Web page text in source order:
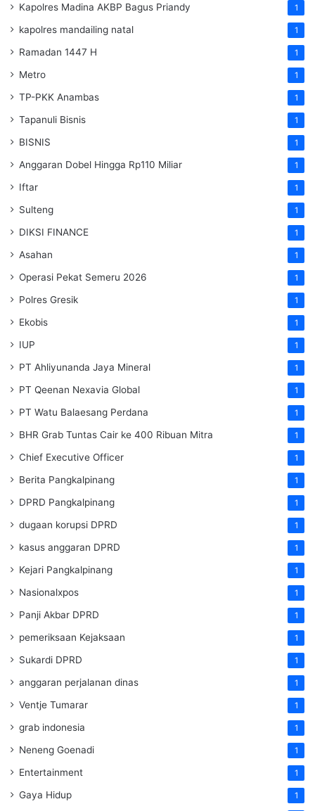
Kapolres Madina AKBP Bagus Priandy 1
kapolres mandailing natal 1
Ramadan 1447 H 1
Metro 1
TP-PKK Anambas 1
Tapanuli Bisnis 1
BISNIS 1
Anggaran Dobel Hingga Rp110 Miliar 1
Iftar 1
Sulteng 1
DIKSI FINANCE 1
Asahan 1
Operasi Pekat Semeru 2026 1
Polres Gresik 1
Ekobis 1
IUP 1
PT Ahliyunanda Jaya Mineral 1
PT Qeenan Nexavia Global 1
PT Watu Balaesang Perdana 1
BHR Grab Tuntas Cair ke 400 Ribuan Mitra 1
Chief Executive Officer 1
Berita Pangkalpinang 1
DPRD Pangkalpinang 1
dugaan korupsi DPRD 1
kasus anggaran DPRD 1
Kejari Pangkalpinang 1
Nasionalxpos 1
Panji Akbar DPRD 1
pemeriksaan Kejaksaan 1
Sukardi DPRD 1
anggaran perjalanan dinas 1
Ventje Tumarar 1
grab indonesia 1
Neneng Goenadi 1
Entertainment 1
Gaya Hidup 1